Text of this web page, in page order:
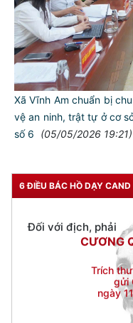
Xã Vĩnh Am chuẩn bị
vệ an ninh, trật tự ở cơ
số 6
(05/05/2026 19:21)
6 ĐIỀU BÁC HỒ DẠY CAND
Đối với đồng sự, phải
Đối với chính phủ,
TUYỆT
Đối với nhân dân,
KÍNH
Đối với công việc,
Đối với địch, phải
CƯƠNG
Trích
gửi
ngày